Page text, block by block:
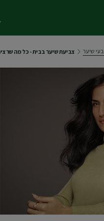
צביעת שיער בבית - כל מה שרצית